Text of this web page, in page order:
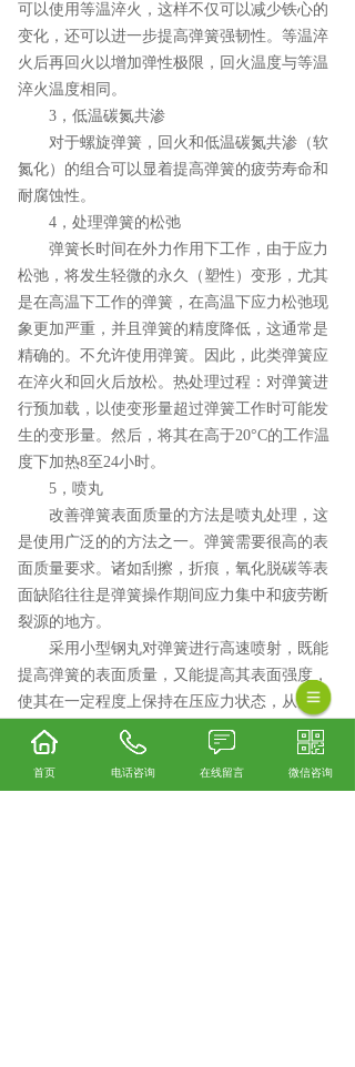
可以使用等温淬火，这样不仅可以减少铁心的
变化，还可以进一步提高弹簧强韧性。等温淬
火后再回火以增加弹性极限，回火温度与等温
淬火温度相同。
3，低温碳氮共渗
对于螺旋弹簧，回火和低温碳氮共渗（软
氮化）的组合可以显着提高弹簧的疲劳寿命和
耐腐蚀性。
4，处理弹簧的松弛
弹簧长时间在外力作用下工作，由于应力
松弛，将发生轻微的永久（塑性）变形，尤其
是在高温下工作的弹簧，在高温下应力松弛现
象更加严重，并且弹簧的精度降低，这通常是
精确的。不允许使用弹簧。因此，此类弹簧应
在淬火和回火后放松。热处理过程：对弹簧进
行预加载，以使变形量超过弹簧工作时可能发
生的变形量。然后，将其在高于20°C的工作温
度下加热8至24小时。
5，喷丸
改善弹簧表面质量的方法是喷丸处理，这
是使用广泛的的方法之一。弹簧需要很高的表
面质量要求。诸如刮擦，折痕，氧化脱碳等表
面缺陷往往是弹簧操作期间应力集中和疲劳断
裂源的地方。
采用小型钢丸对弹簧进行高速喷射，既能
提高弹簧的表面质量，又能提高其表面强度，
使其在一定程度上保持在压应力状态，从而有
效地提高其疲劳强度，延长其使用寿命。
以上这几点就是提高弹簧使用寿命的方
法，如果您不知道怎么选择弹簧也可以联系诸
首页 电话咨询 在线留言 微信咨询